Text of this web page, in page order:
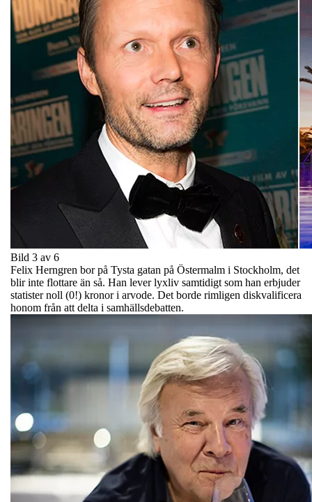
Bild 3 av 6
Felix Herngren bor på Tysta gatan på Östermalm i Stockholm, det
blir inte flottare än så. Han lever lyxliv samtidigt som han erbjuder
statister noll (0!) kronor i arvode. Det borde rimligen diskvalificera
honom från att delta i samhällsdebatten.